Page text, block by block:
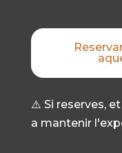
⚠️ Si reserves,
a mantenir